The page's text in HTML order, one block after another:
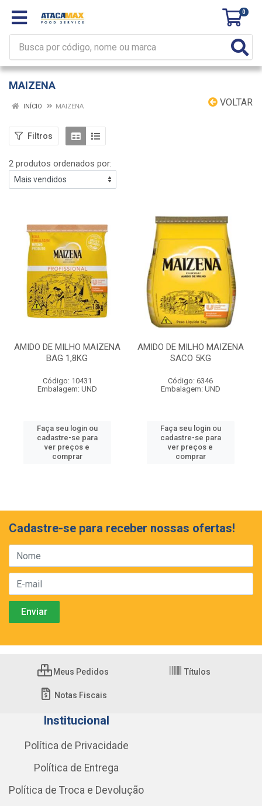
0
MAIZENA
VOLTAR
INÍCIO MAIZENA
Filtros
2 produtos ordenados por:
AMIDO DE MILHO MAIZENA
BAG 1,8KG
Código: 10431
Embalagem: UND
Faça seu login ou
cadastre-se para
ver preços e
comprar
AMIDO DE MILHO MAIZENA
SACO 5KG
Código: 6346
Embalagem: UND
Faça seu login ou
cadastre-se para
ver preços e
comprar
Cadastre-se para receber nossas ofertas!
Meus Pedidos Títulos
Notas Fiscais
Institucional
Política de Privacidade
Política de Entrega
Política de Troca e Devolução